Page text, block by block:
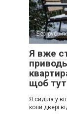
Без
Я вже
щоб тут
Я сиділа у
коли двері